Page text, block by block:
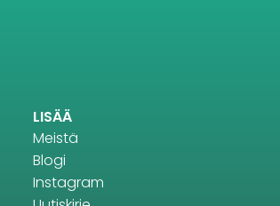
LISÄÄ
Meistä
Blogi
Instagram